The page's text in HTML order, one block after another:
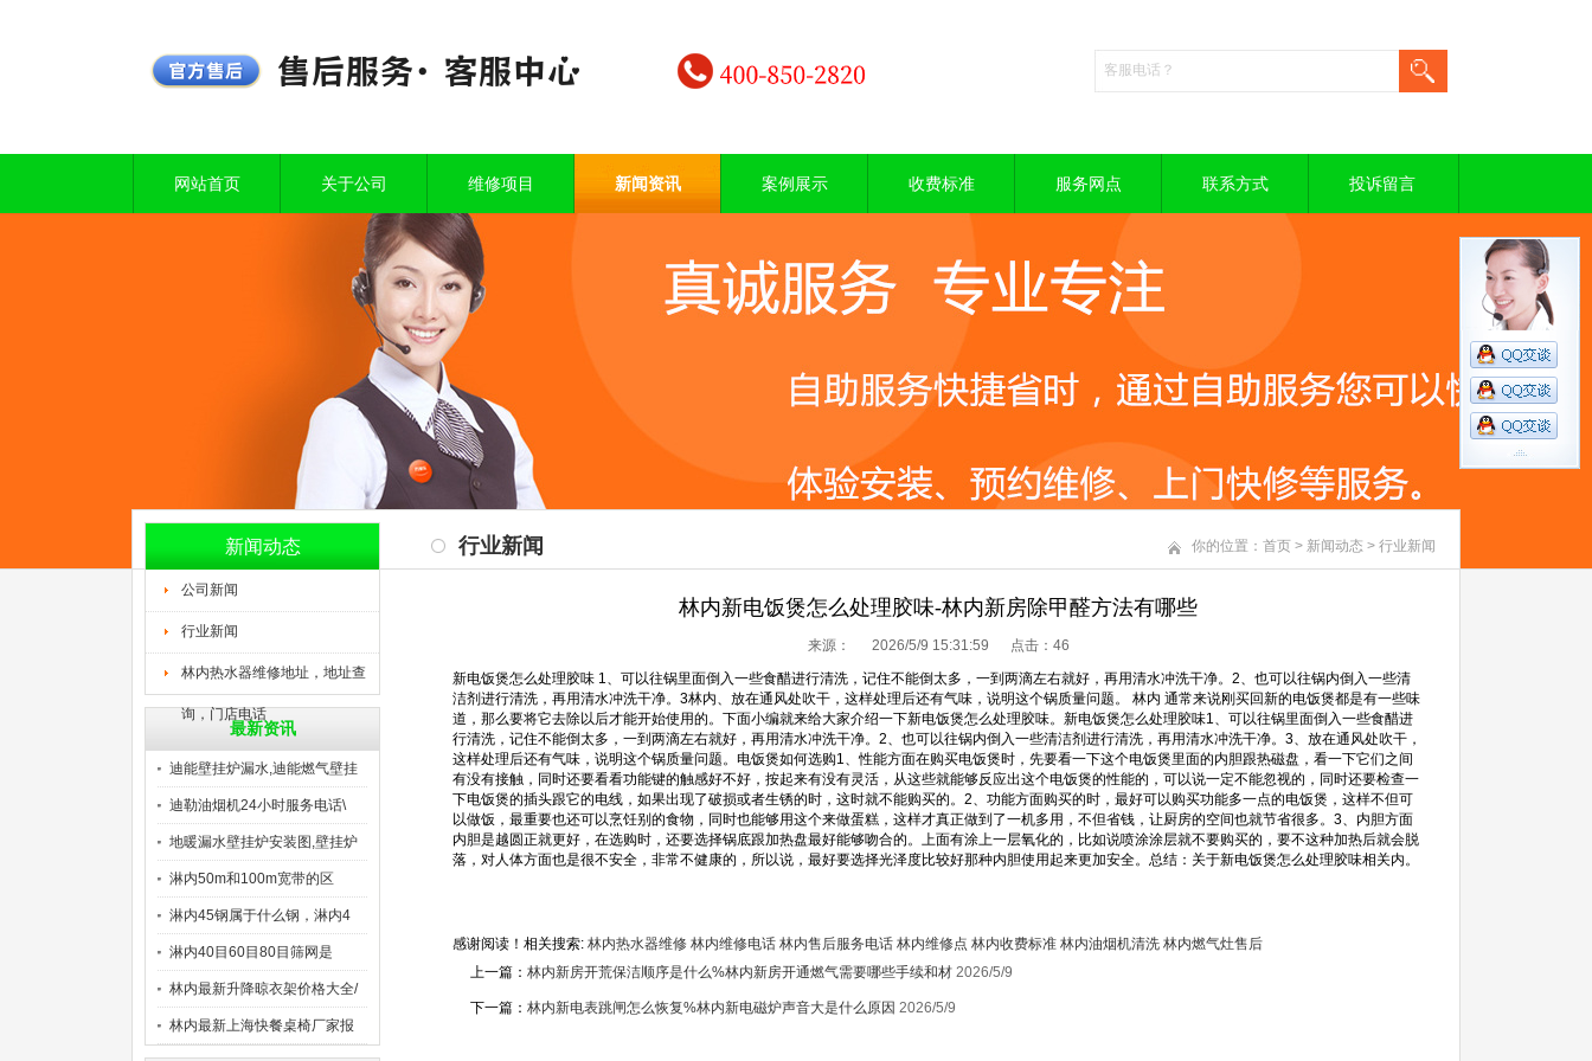
网站首页 关于公司 维修项目 新闻资讯 案例展示 收费标准 服务网点 联系方式 投诉留言
新闻动态
公司新闻
行业新闻
林内热水器维修地址，地址查
询，门店电话
最新资讯
迪能壁挂炉漏水,迪能燃气壁挂
迪勒油烟机24小时服务电话\
地暖漏水壁挂炉安装图,壁挂炉
淋内50m和100m宽带的区
淋内45钢属于什么钢，淋内4
淋内40目60目80目筛网是
林内最新升降晾衣架价格大全/
林内最新上海快餐桌椅厂家报
行业新闻 你的位置： 首页 > 新闻动态 > 行业新闻
林内新电饭煲怎么处理胶味-林内新房除甲醛方法有哪些
来源： 2026/5/9 15:31:59 点击： 46
新电饭煲怎么处理胶味 1、可以往锅里面倒入一些食醋进行清洗，记住不能倒太多，一到两滴左右就好，再用清水冲洗干净。2、也可以往锅内倒入一些清
洁剂进行清洗，再用清水冲洗干净。3林内、放在通风处吹干，这样处理后还有气味，说明这个锅质量问题。 林内 通常来说刚买回新的电饭煲都是有一些味
道，那么要将它去除以后才能开始使用的。下面小编就来给大家介绍一下新电饭煲怎么处理胶味。新电饭煲怎么处理胶味1、可以往锅里面倒入一些食醋进
行清洗，记住不能倒太多，一到两滴左右就好，再用清水冲洗干净。2、也可以往锅内倒入一些清洁剂进行清洗，再用清水冲洗干净。3、放在通风处吹干，
这样处理后还有气味，说明这个锅质量问题。电饭煲如何选购1、性能方面在购买电饭煲时，先要看一下这个电饭煲里面的内胆跟热磁盘，看一下它们之间
有没有接触，同时还要看看功能键的触感好不好，按起来有没有灵活，从这些就能够反应出这个电饭煲的性能的，可以说一定不能忽视的，同时还要检查一
下电饭煲的插头跟它的电线，如果出现了破损或者生锈的时，这时就不能购买的。2、功能方面购买的时，最好可以购买功能多一点的电饭煲，这样不但可
以做饭，最重要也还可以烹饪别的食物，同时也能够用这个来做蛋糕，这样才真正做到了一机多用，不但省钱，让厨房的空间也就节省很多。3、内胆方面
内胆是越圆正就更好，在选购时，还要选择锅底跟加热盘最好能够吻合的。上面有涂上一层氧化的，比如说喷涂涂层就不要购买的，要不这种加热后就会脱
落，对人体方面也是很不安全，非常不健康的，所以说，最好要选择光泽度比较好那种内胆使用起来更加安全。总结：关于新电饭煲怎么处理胶味相关内。
感谢阅读！相关搜索: 林内热水器维修 林内维修电话 林内售后服务电话 林内维修点 林内收费标准 林内油烟机清洗 林内燃气灶售后
上一篇： 林内新房开荒保洁顺序是什么%林内新房开通燃气需要哪些手续和材 2026/5/9
下一篇： 林内新电表跳闸怎么恢复%林内新电磁炉声音大是什么原因 2026/5/9